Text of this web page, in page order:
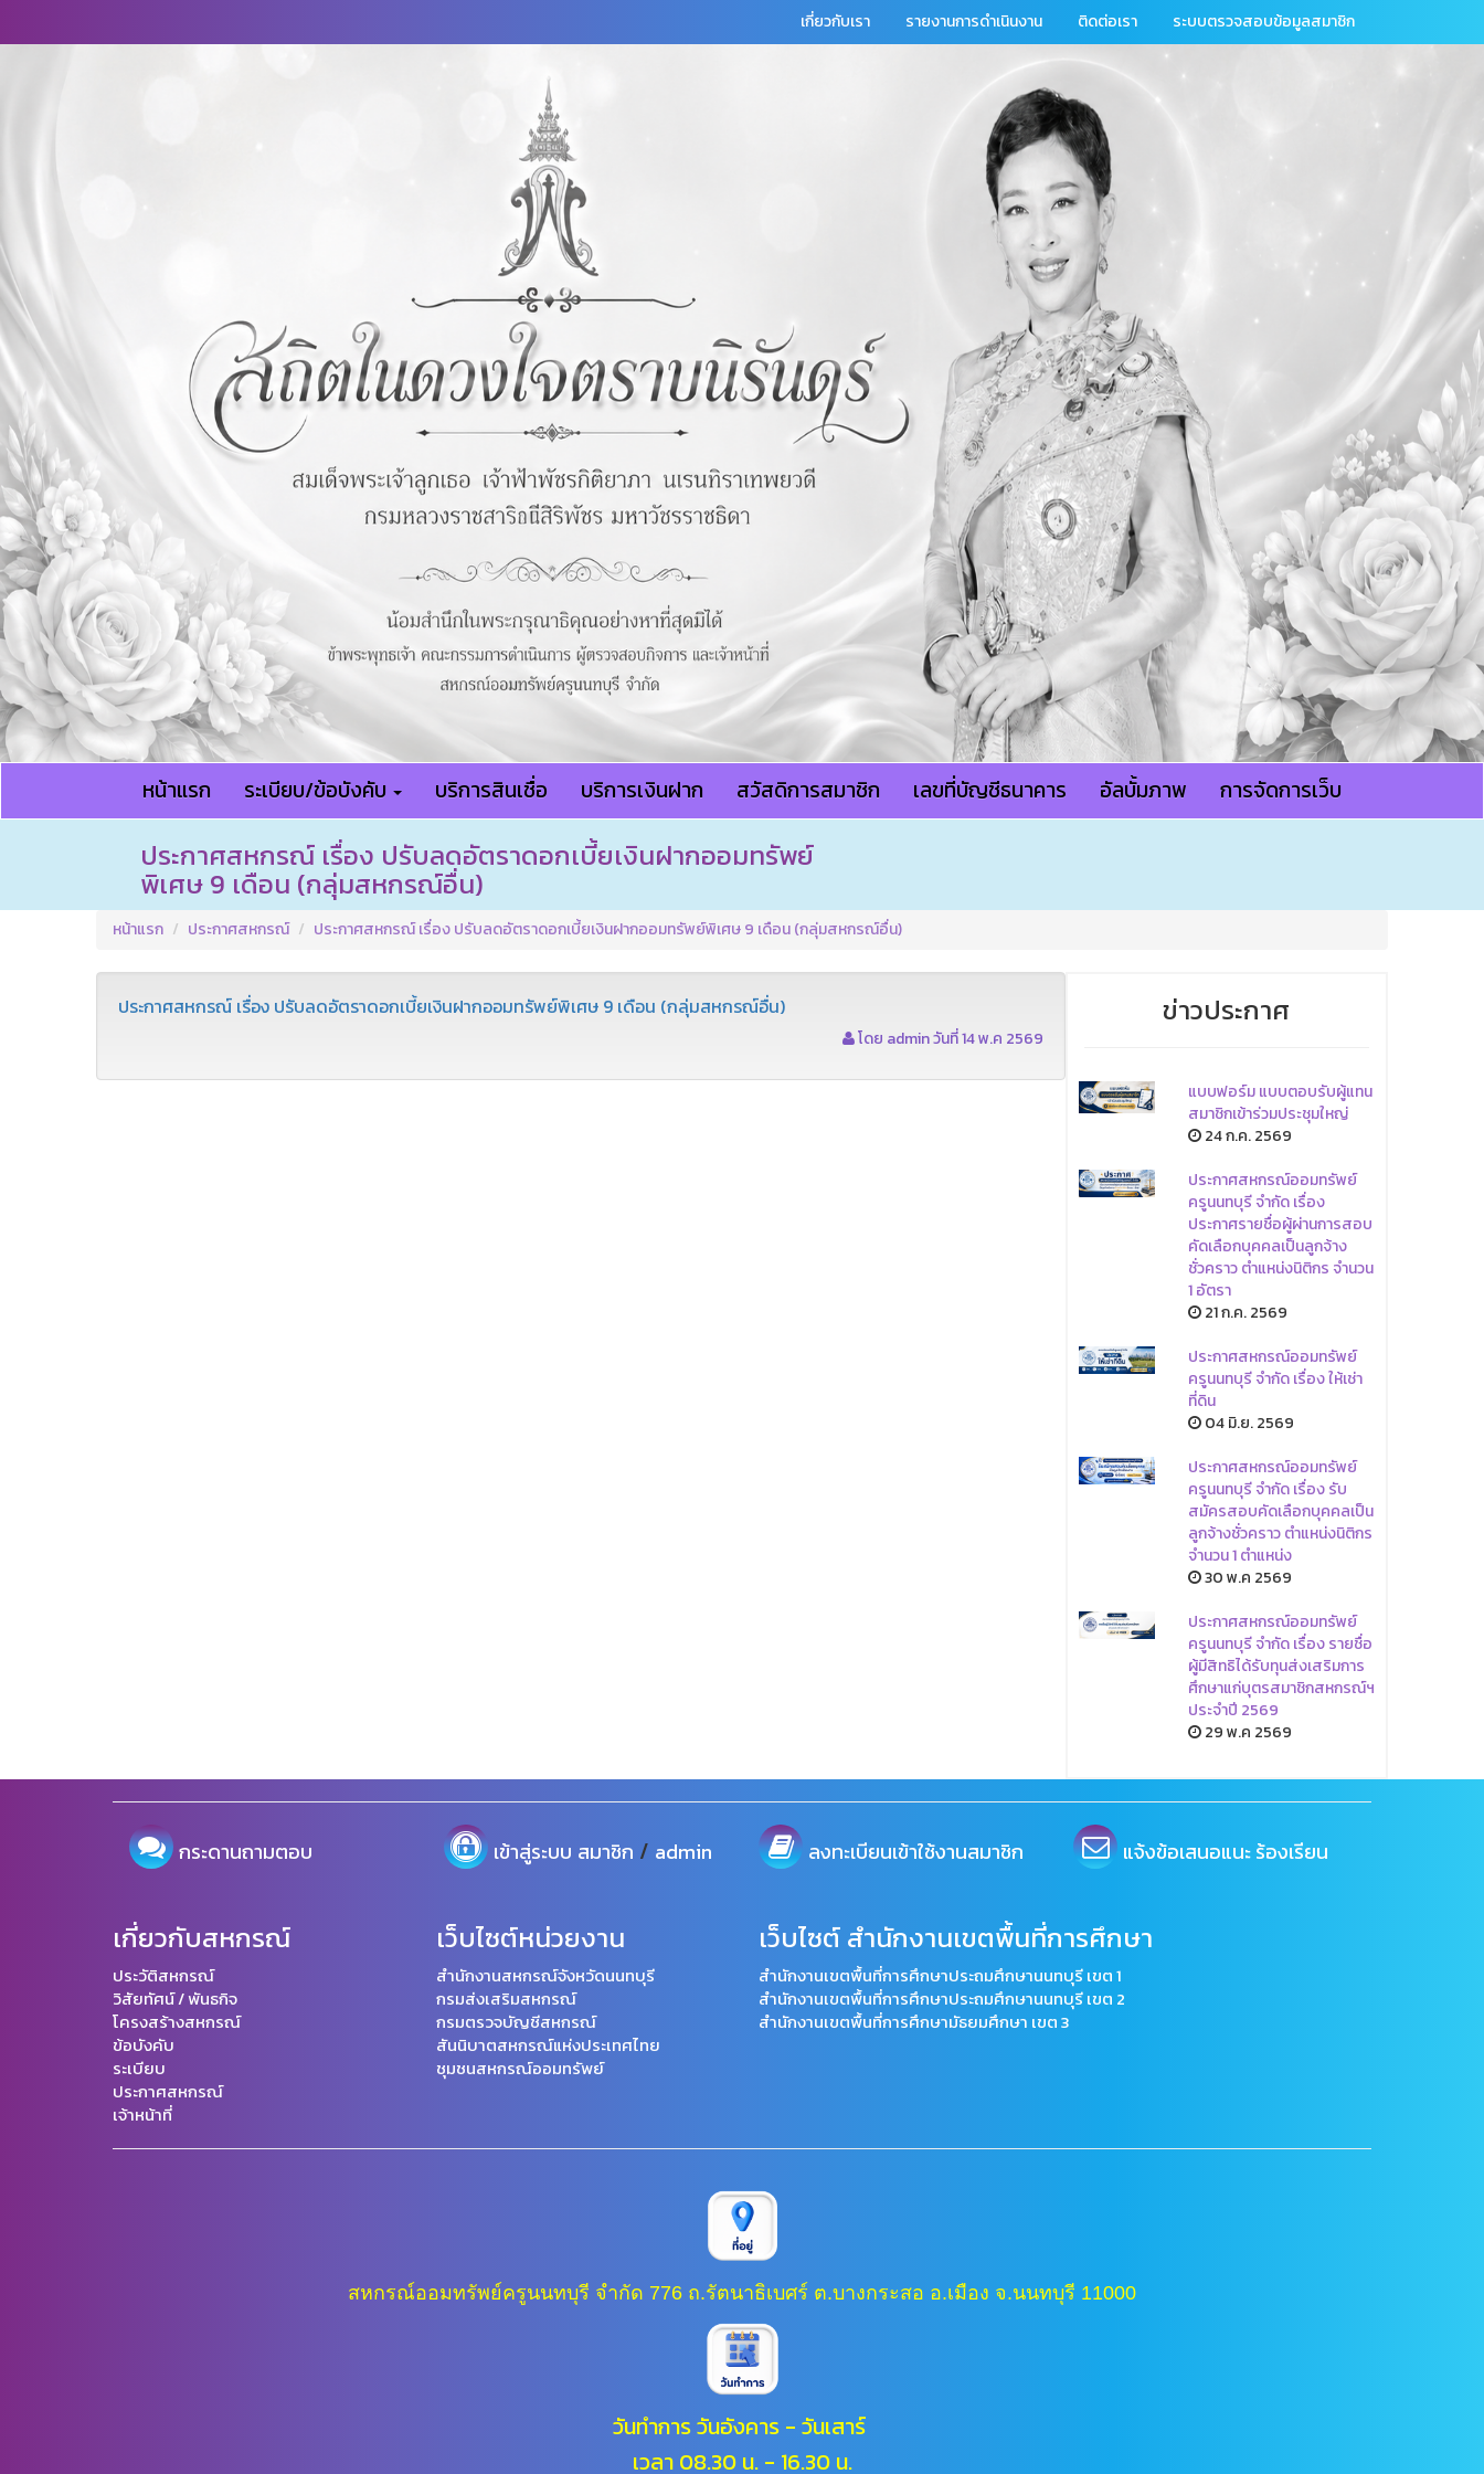
เกี่ยวกับเรา รายงานการดำเนินงาน ติดต่อเรา ระบบตรวจสอบข้อมูลสมาชิก
หน้าแรก ระเบียบ/ข้อบังคับ บริการสินเชื่อ บริการเงินฝาก สวัสดิการสมาชิก เลขที่บัญชีธนาคาร อัลบั้มภาพ การจัดการเว็บ
ประกาศสหกรณ์ เรื่อง ปรับลดอัตราดอกเบี้ยเงินฝากออมทรัพย์
พิเศษ 9 เดือน (กลุ่มสหกรณ์อื่น)
หน้าแรก ประกาศสหกรณ์ ประกาศสหกรณ์ เรื่อง ปรับลดอัตราดอกเบี้ยเงินฝากออมทรัพย์พิเศษ 9 เดือน (กลุ่มสหกรณ์อื่น)
ประกาศสหกรณ์ เรื่อง ปรับลดอัตราดอกเบี้ยเงินฝากออมทรัพย์พิเศษ 9 เดือน (กลุ่มสหกรณ์อื่น)
โดย admin วันที่ 14 พ.ค 2569
ข่าวประกาศ
แบบฟอร์ม แบบตอบรับผู้แทน
สมาชิกเข้าร่วมประชุมใหญ่
24 ก.ค. 2569
ประกาศสหกรณ์ออมทรัพย์
ครูนนทบุรี จำกัด เรื่อง
ประกาศรายชื่อผู้ผ่านการสอบ
คัดเลือกบุคคลเป็นลูกจ้าง
ชั่วคราว ตำแหน่งนิติกร จำนวน
1 อัตรา
21 ก.ค. 2569
ประกาศสหกรณ์ออมทรัพย์
ครูนนทบุรี จำกัด เรื่อง ให้เช่า
ที่ดิน
04 มิ.ย. 2569
ประกาศสหกรณ์ออมทรัพย์
ครูนนทบุรี จำกัด เรื่อง รับ
สมัครสอบคัดเลือกบุคคลเป็น
ลูกจ้างชั่วคราว ตำแหน่งนิติกร
จำนวน 1 ตำแหน่ง
30 พ.ค 2569
ประกาศสหกรณ์ออมทรัพย์
ครูนนทบุรี จำกัด เรื่อง รายชื่อ
ผู้มีสิทธิได้รับทุนส่งเสริมการ
ศึกษาแก่บุตรสมาชิกสหกรณ์ฯ
ประจำปี 2569
29 พ.ค 2569
กระดานถามตอบ เข้าสู่ระบบ สมาชิก / admin ลงทะเบียนเข้าใช้งานสมาชิก แจ้งข้อเสนอแนะ ร้องเรียน
เกี่ยวกับสหกรณ์
ประวัติสหกรณ์
วิสัยทัศน์ / พันธกิจ
โครงสร้างสหกรณ์
ข้อบังคับ
ระเบียบ
ประกาศสหกรณ์
เจ้าหน้าที่
เว็บไซต์หน่วยงาน
สำนักงานสหกรณ์จังหวัดนนทบุรี
กรมส่งเสริมสหกรณ์
กรมตรวจบัญชีสหกรณ์
สันนิบาตสหกรณ์แห่งประเทศไทย
ชุมชนสหกรณ์ออมทรัพย์
เว็บไซต์ สำนักงานเขตพื้นที่การศึกษา
สำนักงานเขตพื้นที่การศึกษาประถมศึกษานนทบุรี เขต 1
สำนักงานเขตพื้นที่การศึกษาประถมศึกษานนทบุรี เขต 2
สำนักงานเขตพื้นที่การศึกษามัธยมศึกษา เขต 3
สหกรณ์ออมทรัพย์ครูนนทบุรี จำกัด 776 ถ.รัตนาธิเบศร์ ต.บางกระสอ อ.เมือง จ.นนทบุรี 11000
วันทำการ วันอังคาร - วันเสาร์
เวลา 08.30 น. - 16.30 น.